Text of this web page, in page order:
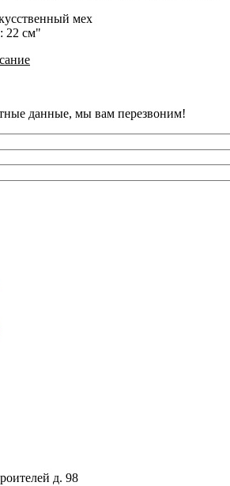
мех
22 см"
данные, мы вам перезвоним!
д. 98